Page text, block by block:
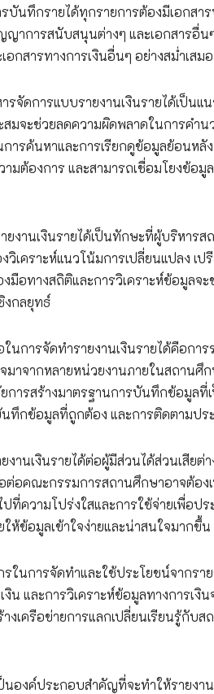
นทึกรายได้ทุกรายการต้องมีเอกสา
ญาการสนับสนุนต่างๆ และเอกสารอื่
กสารทางการเงินอื่นๆ อย่างสม่ำเสมอ
รจัดการแบบรายงานเงินรายได้เป็น
มจะช่วยลดความผิดพลาดในการคำ
ารค้นหาและการเรียกดูข้อมูลย้อนห
มต้องการ และสามารถเชื่อมโยงข้อ
ยงานเงินรายได้เป็นทักษะที่ผู้บริหาร
วิเคราะห์แนวโน้มการเปลี่ยนแปลง เ
มือทางสถิติและการวิเคราะห์ข้อมูลจ
งกลยุทธ์
นการจัดทำรายงานเงินรายได้คือกา
าจากหลายหน่วยงานภายในสถาน
ารสร้างมาตรฐานการบันทึกข้อมูล
กข้อมูลที่ถูกต้อง และการติดตามปร
งานเงินรายได้ต่อผู้มีส่วนได้ส่วนเสีย
ต่อคณะกรรมการสถานศึกษาอาจต้อ
ที่ความโปร่งใสและการใช้จ่ายเพื่อป
ห้ข้อมูลเข้าใจง่ายและน่าสนใจมากขึ้น
นการจัดทำและใช้ประโยชน์จากรา
น และการวิเคราะห์ข้อมูลทางการเ
เครือข่ายการแลกเปลี่ยนเรียนรู้กับ
องค์ประกอบสำคัญที่จะทำให้รายงา